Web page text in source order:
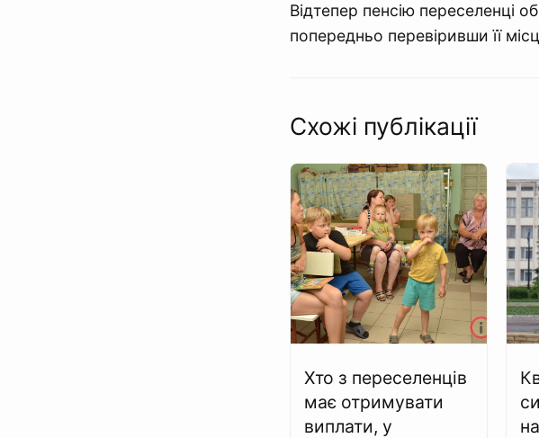
Відтепер пенсію переселенці
попередньо перевіривши її
Схожі публікації
Хто з переселенців
має отримувати
виплати, у